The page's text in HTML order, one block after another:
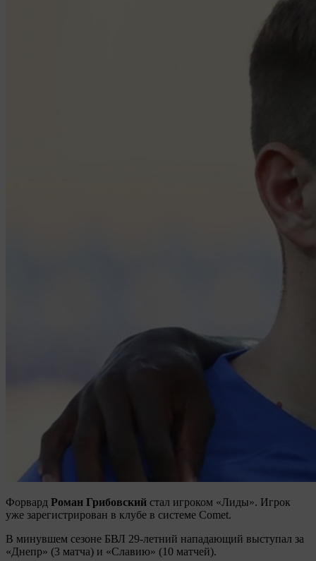
Форвард Роман Грибовский стал игроком «Лиды». Игрок
уже зарегистрирован в клубе в системе Comet.
В минувшем сезоне БВЛ 29-летний нападающий выступал за
«Днепр» (3 матча) и «Славию» (10 матчей).